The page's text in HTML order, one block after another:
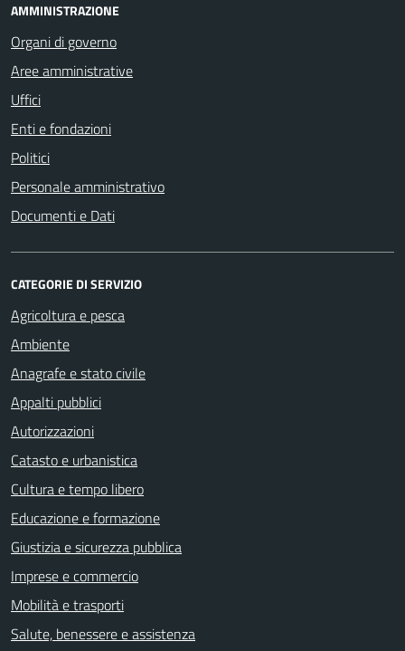
AMMINISTRAZIONE
Organi di governo
Aree amministrative
Uffici
Enti e fondazioni
Politici
Personale amministrativo
Documenti e Dati
CATEGORIE DI SERVIZIO
Agricoltura e pesca
Ambiente
Anagrafe e stato civile
Appalti pubblici
Autorizzazioni
Catasto e urbanistica
Cultura e tempo libero
Educazione e formazione
Giustizia e sicurezza pubblica
Imprese e commercio
Mobilità e trasporti
Salute, benessere e assistenza